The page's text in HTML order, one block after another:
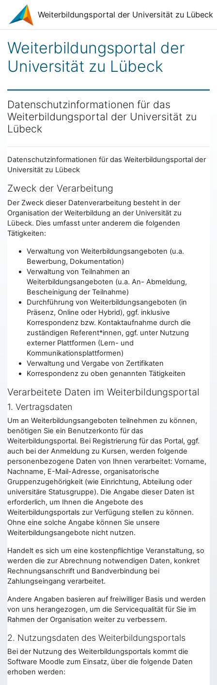
Zum Hauptinhalt
Weiterbildungsportal der Universität zu Lübeck
Weiterbildungsportal der
Universität zu Lübeck
Datenschutzinformationen für das
Weiterbildungsportal der Universität zu
Lübeck
Datenschutzinformationen für das Weiterbildungsportal der
Universität zu Lübeck
Zweck der Verarbeitung
Der Zweck dieser Datenverarbeitung besteht in der
Organisation der Weiterbildung an der Universität zu
Lübeck. Dies umfasst unter anderem die folgenden
Tätigkeiten:
Verwaltung von Weiterbildungsangeboten (u.a.
Bewerbung, Dokumentation)
Verwaltung von Teilnahmen an
Weiterbildungsangeboten (u.a. An- Abmeldung,
Bescheinigung der Teilnahme)
Durchführung von Weiterbildungsangeboten (in
Präsenz, Online oder Hybrid), ggf. inklusive
Korrespondenz bzw. Kontaktaufnahme durch die
zuständigen Referent*innen, ggf. unter Nutzung
externer Plattformen (Lern- und
Kommunikationsplattformen)
Verwaltung und Vergabe von Zertifikaten
Korrespondenz zu oben genannten Tätigkeiten
Verarbeitete Daten im Weiterbildungsportal
1. Vertragsdaten
Um an Weiterbildungsangeboten teilnehmen zu können,
benötigen Sie ein Benutzerkonto für das
Weiterbildungsportal. Bei Registrierung für das Portal, ggf.
auch bei der Anmeldung zu Kursen, werden folgende
personenbezogene Daten von Ihnen verarbeitet: Vorname,
Nachname, E-Mail-Adresse, organisatorische
Gruppenzugehörigkeit (wie Einrichtung, Abteilung oder
universitäre Statusgruppe). Die Angabe dieser Daten ist
erforderlich, um Ihnen die Angebote des
Weiterbildungsportals zur Verfügung stellen zu können.
Ohne eine solche Angabe können Sie unsere
Weiterbildungsangebote nicht nutzen.
Handelt es sich um eine kostenpflichtige Veranstaltung, so
werden die zur Abrechnung notwendigen Daten, konkret
Rechnungsanschrift und Bandverbindung bei
Zahlungseingang verarbeitet.
Andere Angaben basieren auf freiwilliger Basis und werden
von uns herangezogen, um die Servicequalität für Sie im
Rahmen der Organisation weiter zu verbessern.
2. Nutzungsdaten des Weiterbildungsportals
Bei der Nutzung des Weiterbildungsportals kommt die
Software Moodle zum Einsatz, über die folgende Daten
erhoben werden: